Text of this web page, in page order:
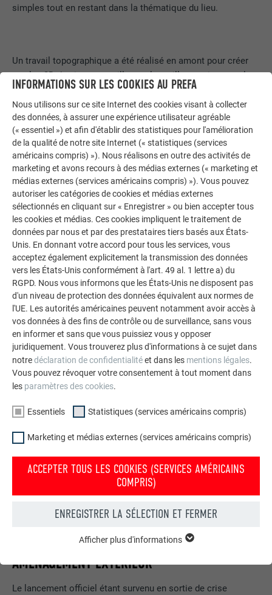
simples tout en restant dans la thématique du lieu.
Un travail topographique a été réalisé en amont pour créer
un plan 3D du site et travailler sur la meilleure mise en valeur
possible de l’hôtel. Jérome Oyselet ajoute : « Le plus
important est que quand on arrive dans la plaine, l’hôtel soit
comme une nouvelle pièce du paysage et face tourner la
tête ».
La réflexion a été complète, de la prise au sol à la typologie
d’hôtel, l’ensemble des facteurs a été réfléchi pendant plus 6
ans du côté des propriétaires puis pendant environ 4 mois
avec l’architecte. Le choix de la teinte s’est porté sur une
couleur chaude pour changer du gris galva habituel dans la
région et s’adapter à la nature environnante. Les huisseries,
les escaliers et la grille arborent une couleur qui tend vers la
rouille, ce qui offre une harmonie maitrisée avec lejoint
debout Prefalzen finitionP.10 brun, appréciée pour son
originalité.
AMÉNAGEMENT EXTÉRIEUR
Le lancement officiel étant survenu en sortie de crise
INFORMATIONS SUR LES COOKIES AU PREFA
Nous utilisons sur ce site Internet des cookies visant à collecter
des données, à assurer une expérience utilisateur agréable
(« essentiel ») et afin d'établir des statistiques pour l'amélioration
de la qualité de notre site Internet (« statistiques (services
américains compris) »). Nous réalisons en outre des activités de
marketing et avons recours à des médias externes (« marketing et
médias externes (services américains compris) »). Vous pouvez
autoriser les catégories de cookies et médias externes
sélectionnés en cliquant sur « Enregistrer » ou bien accepter tous
les cookies et médias. Ces cookies impliquent le traitement de
données par nous et par des prestataires tiers basés aux États-
Unis. En donnant votre accord pour tous les services, vous
acceptez également explicitement la transmission des données
vers les États-Unis conformément à l'art. 49 al. 1 lettre a) du
RGPD. Nous vous informons que les États-Unis ne disposent pas
d'un niveau de protection des données équivalent aux normes de
l'UE. Les autorités américaines peuvent notamment avoir accès à
vos données à des fins de contrôle ou de surveillance, sans vous
en informer et sans que vous puissiez vous y opposer
juridiquement. Vous trouverez plus d'informations à ce sujet dans
notredéclaration de confidentialitéet dans les mentions légales.
Vous pouvez révoquer votre consentement à tout moment dans
les paramètres des cookies.
Essentiels Statistiques (services américains compris)
Marketing et médias externes (services américains compris)
ACCEPTER TOUS LES COOKIES (SERVICES AMÉRICAINS
COMPRIS)
ENREGISTRER LA SÉLECTION ET FERMER
fonctions de base du site Internet. Ils garantissent que le site
Internet fonctionne correctement.
Afficher plus d'informations